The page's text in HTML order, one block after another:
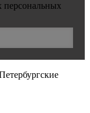
персональных